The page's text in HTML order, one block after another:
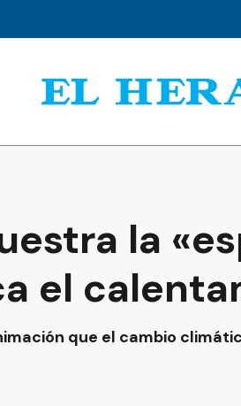
la
el
que el cambio